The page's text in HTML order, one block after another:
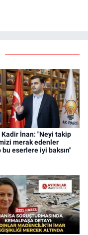
Kadir İnan: "Neyi takip
merak edenler
bu eserlere iyi baksın"